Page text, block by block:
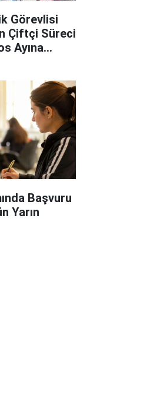
Görevlisi
Çiftçi Süreci
Ayına
Başvuru
Yarın